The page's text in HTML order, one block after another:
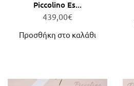
Piccolino Es...
439,00€
Προσθήκη στο καλάθι